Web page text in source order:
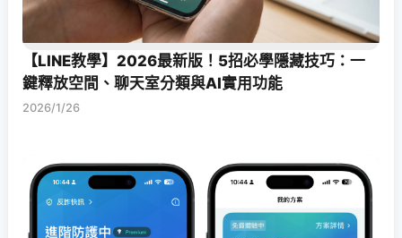
【LINE教學】2026最新版！5招必學隱藏技巧：一
鍵釋放空間、聊天室分類與AI實用功能
2026/1/26